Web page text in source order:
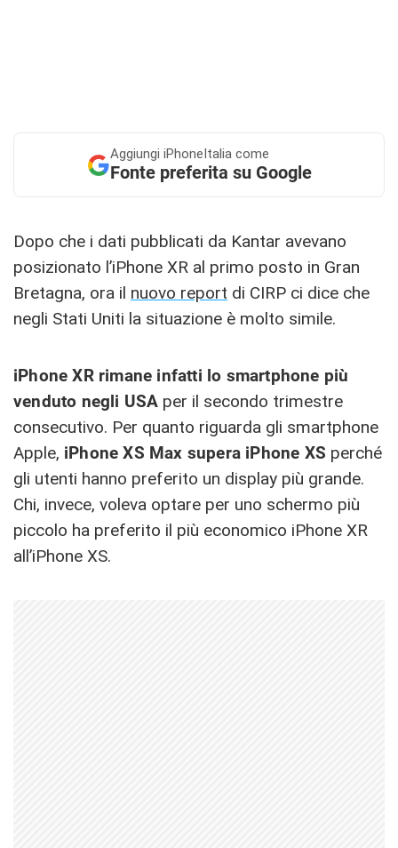
Aggiungi iPhoneItalia come
Fonte preferita su Google
Dopo che i dati pubblicati da Kantar avevano
posizionato l’iPhone XR al primo posto in Gran
Bretagna, ora il nuovo report di CIRP ci dice che
negli Stati Uniti la situazione è molto simile.
iPhone XR rimane infatti lo smartphone più
venduto negli USA per il secondo trimestre
consecutivo. Per quanto riguarda gli smartphone
Apple, iPhone XS Max supera iPhone XS perché
gli utenti hanno preferito un display più grande.
Chi, invece, voleva optare per uno schermo più
piccolo ha preferito il più economico iPhone XR
all’iPhone XS.